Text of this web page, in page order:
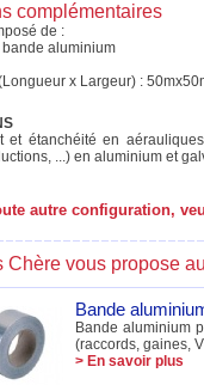
complémentaires
de :
aluminium
x Largeur) :
et étanchéité en
...) en aluminium et
autre configuration,
Chère vous propose
Bande
Bande aluminium
(raccords, gaines,
> En savoir plus